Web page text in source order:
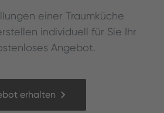
ein­er Traumküche
individuell für Sie Ihr
Angebot.
erhalten